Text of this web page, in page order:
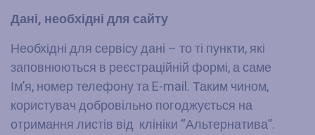
Дані, необхідні для сайту
Необхідні для сервісу дані – то ті пункти, які
заповнюються в реєстраційній формі, а саме
Ім’я, номер телефону та E-mail. Таким чином,
користувач добровільно погоджується на
отримання листів від клініки “Альтернатива”.